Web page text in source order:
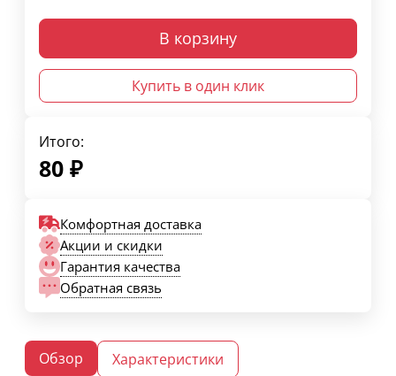
В корзину
Купить в один клик
Итого:
80 ₽
Комфортная доставка
Акции и скидки
Гарантия качества
Обратная связь
Обзор Характеристики